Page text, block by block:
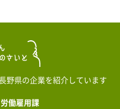
野県の企業を紹介しています
働雇用課